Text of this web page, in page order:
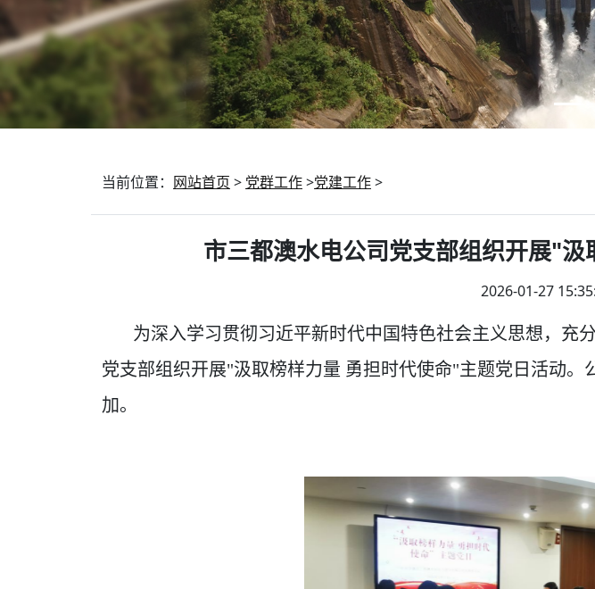
当前位置： 网站首页 > 党群工作>党建工作>
市三都澳水电公司党支部组织开展"
2026-01-27
为深入学习贯彻习近平新时代中国特色社会主义思想，充
党支部组织开展"汲取榜样力量 勇担时代使命"主题党日活动
加。